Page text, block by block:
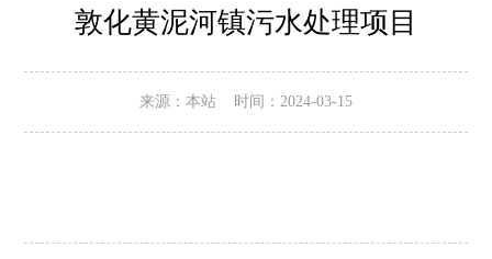
敦化黄泥河镇污水处理项目
来源：本站 时间：2024-03-15